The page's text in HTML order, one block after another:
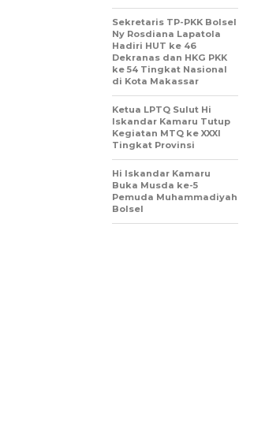
Sekretaris TP-PKK Bolsel
Ny Rosdiana Lapatola
Hadiri HUT ke 46
Dekranas dan HKG PKK
ke 54 Tingkat Nasional
di Kota Makassar
Ketua LPTQ Sulut Hi
Iskandar Kamaru Tutup
Kegiatan MTQ ke XXXI
Tingkat Provinsi
Hi Iskandar Kamaru
Buka Musda ke-5
Pemuda Muhammadiyah
Bolsel